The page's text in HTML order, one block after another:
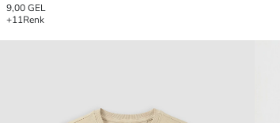
9,00 GEL
+11Renk